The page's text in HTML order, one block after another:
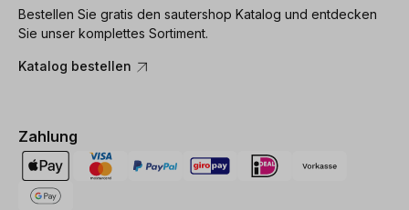
Bestellen Sie gratis den sautershop Katalog und entdecken
Sie unser komplettes Sortiment.
Katalog bestellen
Zahlung